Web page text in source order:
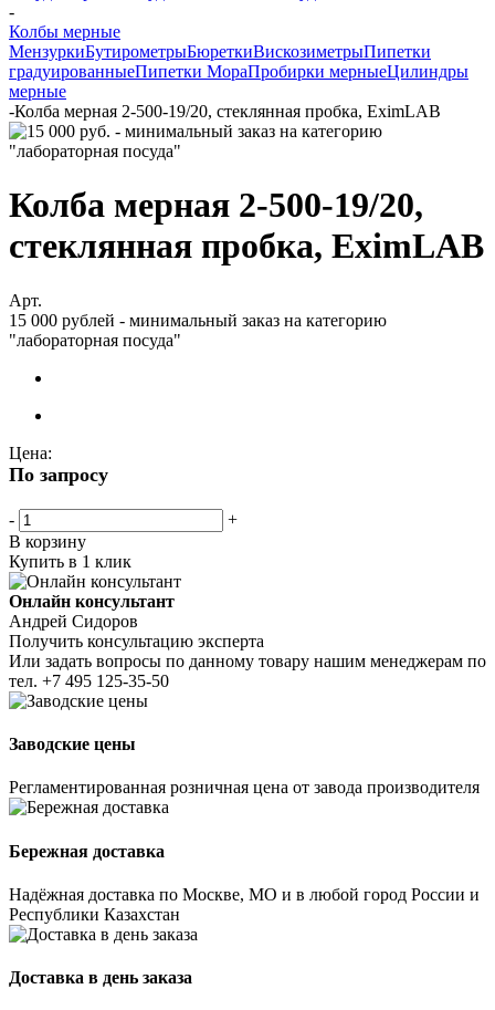
-
Колбы мерные
МензуркиБутирометрыБюреткиВискозиметрыПипетки
градуированныеПипетки МораПробирки мерныеЦилиндры
мерные
-Колба мерная 2-500-19/20, стеклянная пробка, EximLAB
Колба мерная 2-500-19/20,
стеклянная пробка, EximLAB
Арт.
15 000 рублей - минимальный заказ на категорию
"лабораторная посуда"
Цена:
По запросу
-
+
В корзину
Купить в 1 клик
Онлайн консультант
Андрей Сидоров
Получить консультацию эксперта
Или задать вопросы по данному товару нашим менеджерам по
тел. +7 495 125-35-50
Заводские цены
Регламентированная розничная цена от завода производителя
Бережная доставка
Надёжная доставка по Москве, МО и в любой город России и
Республики Казахстан
Доставка в день заказа